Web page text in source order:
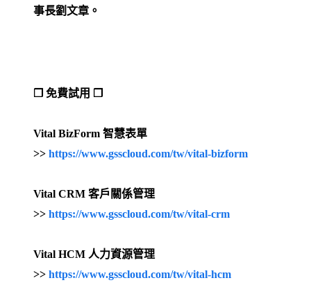
事長劉文章。
❒ 免費試用 ❒
Vital BizForm 智慧表單
>> https://www.gsscloud.com/tw/vital-bizform
Vital CRM 客戶關係管理
>> https://www.gsscloud.com/tw/vital-crm
Vital HCM 人力資源管理
>> https://www.gsscloud.com/tw/vital-hcm